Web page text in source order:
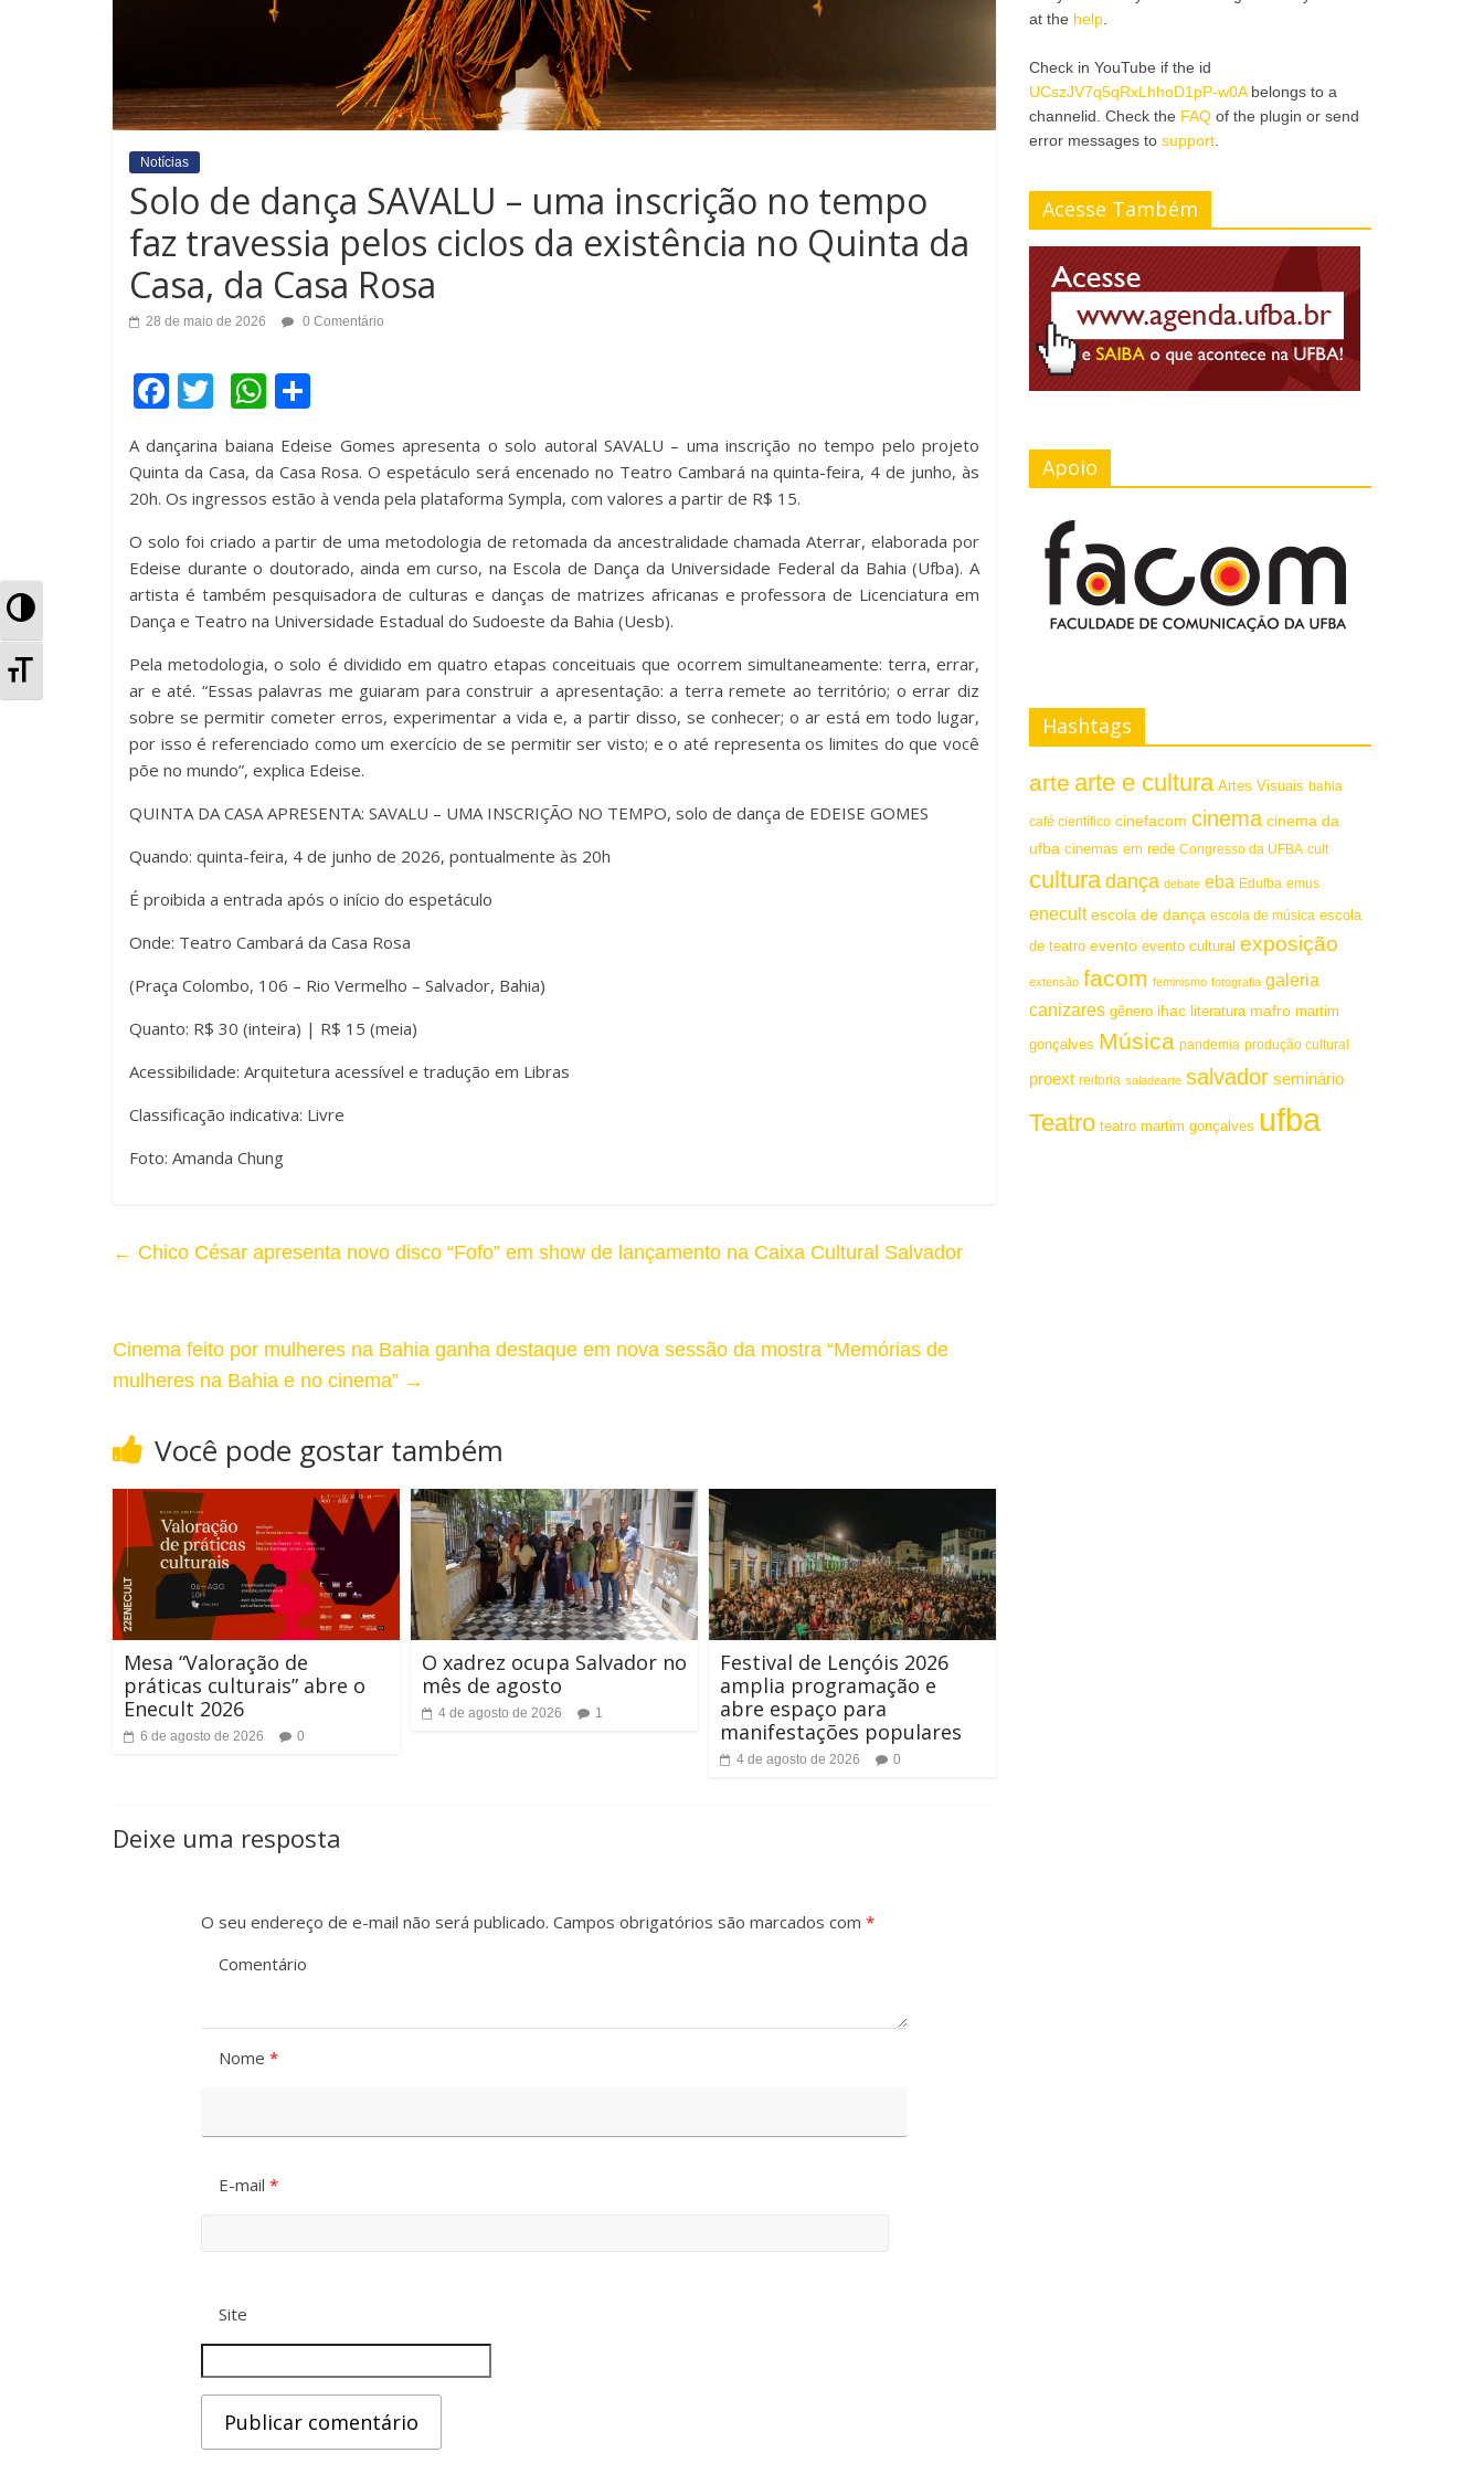
A
t
A
Notícias
Solo de dança SAVALU – uma inscrição no tempo
faz travessia pelos ciclos da existência no Quinta da
Casa, da Casa Rosa
28 de maio de 2026 0 Comentário
F
c
e
b
o
o
k
tt
er
W
at
s
A
p
p
m
p
ar
til
h
ar
A dançarina baiana Edeise Gomes apresenta o solo autoral SAVALU – uma inscrição no tempo pelo projeto
Quinta da Casa, da Casa Rosa. O espetáculo será encenado no Teatro Cambará na quinta-feira, 4 de junho, às
20h. Os ingressos estão à venda pela plataforma Sympla, com valores a partir de R$ 15.
O solo foi criado a partir de uma metodologia de retomada da ancestralidade chamada Aterrar, elaborada por
Edeise durante o doutorado, ainda em curso, na Escola de Dança da Universidade Federal da Bahia (Ufba). A
artista é também pesquisadora de culturas e danças de matrizes africanas e professora de Licenciatura em
Dança e Teatro na Universidade Estadual do Sudoeste da Bahia (Uesb).
Pela metodologia, o solo é dividido em quatro etapas conceituais que ocorrem simultaneamente: terra, errar,
ar e até. “Essas palavras me guiaram para construir a apresentação: a terra remete ao território; o errar diz
sobre se permitir cometer erros, experimentar a vida e, a partir disso, se conhecer; o ar está em todo lugar,
por isso é referenciado como um exercício de se permitir ser visto; e o até representa os limites do que você
põe no mundo”, explica Edeise.
QUINTA DA CASA APRESENTA: SAVALU – UMA INSCRIÇÃO NO TEMPO, solo de dança de EDEISE GOMES
Quando: quinta-feira, 4 de junho de 2026, pontualmente às 20h
É proibida a entrada após o início do espetáculo
Onde: Teatro Cambará da Casa Rosa
(Praça Colombo, 106 – Rio Vermelho – Salvador, Bahia)
Quanto: R$ 30 (inteira) | R$ 15 (meia)
Acessibilidade: Arquitetura acessível e tradução em Libras
Classificação indicativa: Livre
Foto: Amanda Chung
← Chico César apresenta novo disco “Fofo” em show de lançamento na Caixa Cultural Salvador
Cinema feito por mulheres na Bahia ganha destaque em nova sessão da mostra “Memórias de
mulheres na Bahia e no cinema” →
Você pode gostar também
Mesa “Valoração de
práticas culturais” abre o
Enecult 2026
6 de agosto de 2026 0
O xadrez ocupa Salvador no
mês de agosto
4 de agosto de 2026 1
Festival de Lençóis 2026
amplia programação e
abre espaço para
manifestações populares
4 de agosto de 2026 0
Deixe uma resposta
O seu endereço de e-mail não será publicado. Campos obrigatórios são marcados com *
Comentário
Nome *
E-mail *
Site
at the help
Check in YouTube if the id
UCszJV7q5qRxLhhoD1pP-w0Abelongs to a
channelid. Check the FAQ of the plugin or send
error messages to support
Acesse Também
Apoio
Hashtags
arte arte e cultura Artes Visuais bahia
café científico cinefacom cinema cinema da
ufba cinemas em rede Congresso da UFBA cult
cultura dança debate eba Edufba emus
enecult escola de dança escola de música escola
de teatro evento evento cultural exposição
extensão facom feminismo fotografia galeria
canizares gênero ihac literatura mafro martim
gonçalves Música pandemia produção cultural
proext reitoria saladearte salvador seminário
Teatro teatro martim gonçalves ufba